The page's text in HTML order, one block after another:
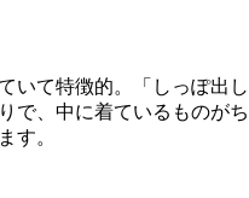
いて特徴的。「しっぽ出し
で、中に着ているものがち
す。